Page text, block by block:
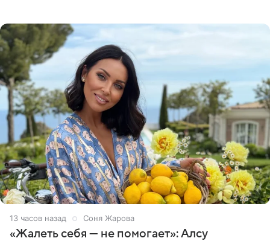
13 часов назад Соня Жарова
«Жалеть себя — не помогает»: Алсу